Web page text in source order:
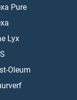
Pure
Lyx
Oleum